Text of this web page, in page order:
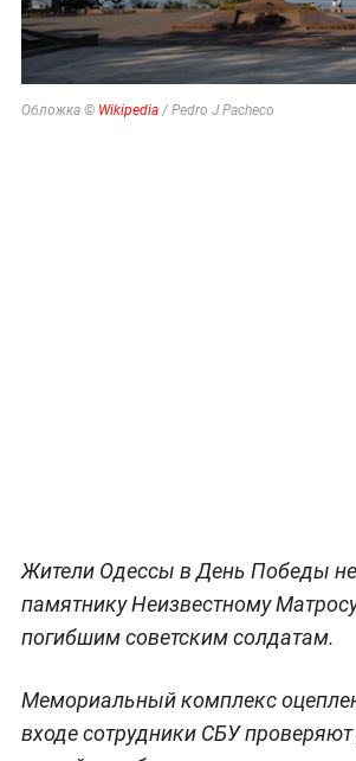
Обложка © Wikipedia/ Pedro J Pacheco
Жители Одессы в День Победы
памятнику Неизвестному
погибшим советским солдатам.
Мемориальный комплекс
входе сотрудники СБУ